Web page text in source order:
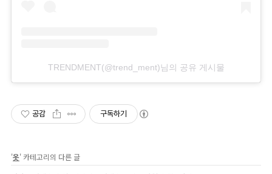
TRENDMENT(@trend_ment)님의 공유 게시물
공감 구독하기
'옷' 카테고리의 다른 글